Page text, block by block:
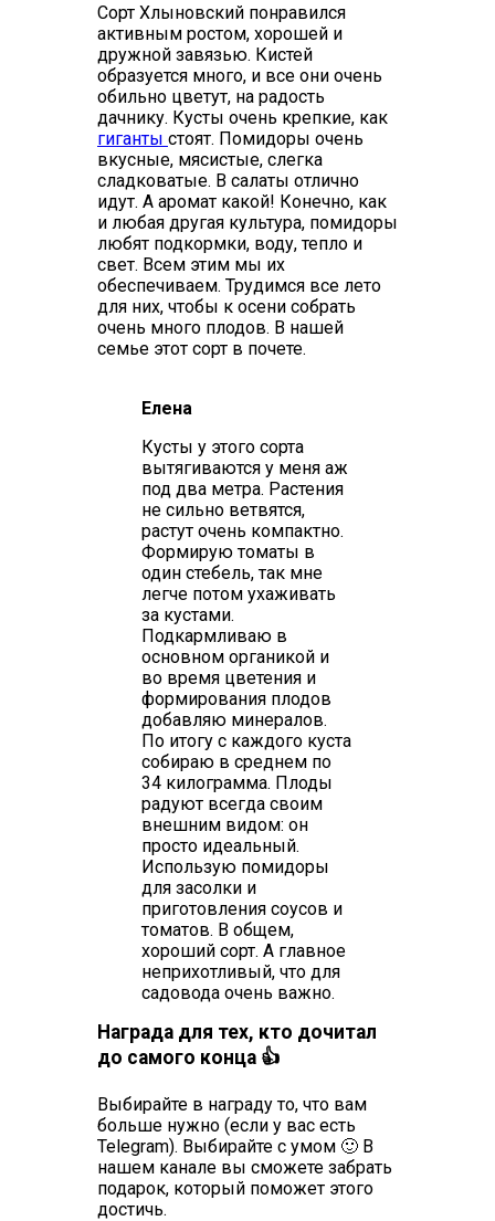
Сорт Хлыновский понравился
активным ростом, хорошей и
дружной завязью. Кистей
образуется много, и все они очень
обильно цветут, на радость
дачнику. Кусты очень крепкие, как
гиганты стоят. Помидоры очень
вкусные, мясистые, слегка
сладковатые. В салаты отлично
идут. А аромат какой! Конечно, как
и любая другая культура, помидоры
любят подкормки, воду, тепло и
свет. Всем этим мы их
обеспечиваем. Трудимся все лето
для них, чтобы к осени собрать
очень много плодов. В нашей
семье этот сорт в почете.
Елена
Кусты у этого сорта
вытягиваются у меня аж
под два метра. Растения
не сильно ветвятся,
растут очень компактно.
Формирую томаты в
один стебель, так мне
легче потом ухаживать
за кустами.
Подкармливаю в
основном органикой и
во время цветения и
формирования плодов
добавляю минералов.
По итогу с каждого куста
собираю в среднем по
34 килограмма. Плоды
радуют всегда своим
внешним видом: он
просто идеальный.
Использую помидоры
для засолки и
приготовления соусов и
томатов. В общем,
хороший сорт. А главное
неприхотливый, что для
садовода очень важно.
Награда для тех, кто дочитал
до самого конца 👍
Выбирайте в награду то, что вам
больше нужно (если у вас есть
Telegram). Выбирайте с умом 🙂 В
нашем канале вы сможете забрать
подарок, который поможет этого
достичь.